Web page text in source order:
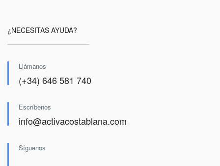
¿NECESITAS AYUDA?
Llámanos
(+34) 646 581 740
Escríbenos
info@activacostablana.com
Síguenos